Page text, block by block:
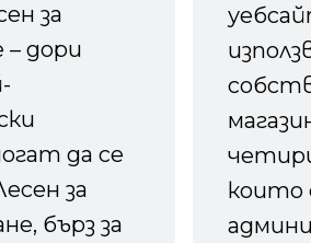
за
– дори
да се
за
бърз за
които